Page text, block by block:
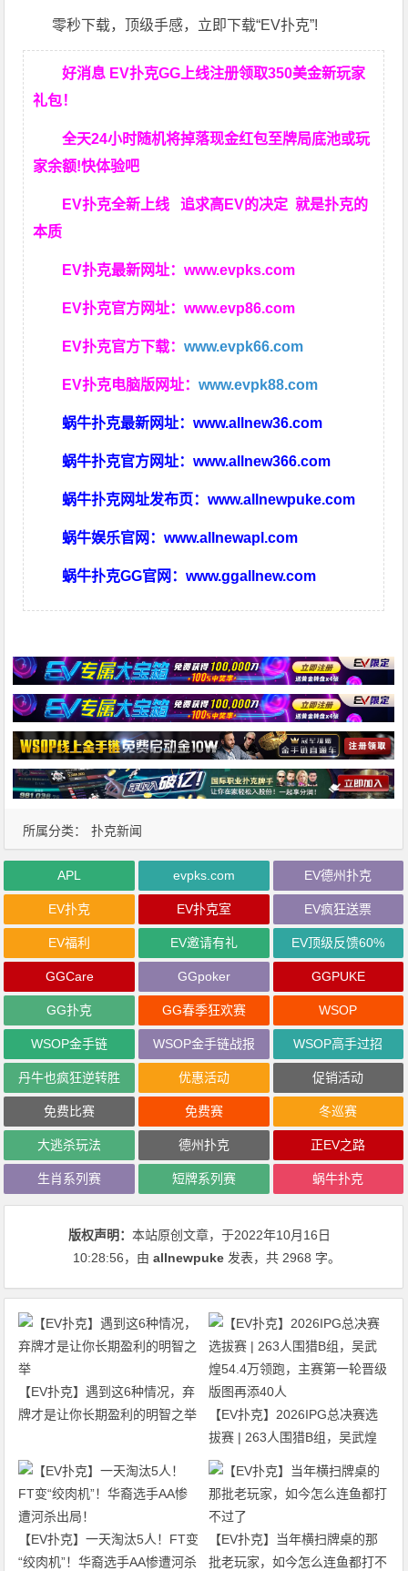
零秒下载，顶级手感，立即下载“EV扑克”!
好消息 EV扑克GG上线注册领取350美金新玩家
礼包！
全天24小时随机将掉落现金红包至牌局底池或玩
家余额!快体验吧
EV扑克全新上线 追求高EV的决定就是扑克的
本质
EV扑克最新网址：www.evpks.com
EV扑克官方网址：www.evp86.com
EV扑克官方下载：www.evpk66.com
EV扑克电脑版网址：www.evpk88.com
蜗牛扑克最新网址：www.allnew36.com
蜗牛扑克官方网址：www.allnew366.com
蜗牛扑克网址发布页：www.allnewpuke.com
蜗牛娱乐官网：www.allnewapl.com
蜗牛扑克GG官网：www.ggallnew.com
所属分类： 扑克新闻
APL evpks.com EV德州扑克
EV扑克 EV扑克室 EV疯狂送票
EV福利 EV邀请有礼 EV顶级反馈60%
GGCare GGpoker GGPUKE
GG扑克 GG春季狂欢赛 WSOP
WSOP金手链 WSOP金手链战报 WSOP高手过招
丹牛也疯狂逆转胜 优惠活动 促销活动
免费比赛 免费赛 冬巡赛
大逃杀玩法 德州扑克 正EV之路
生肖系列赛 短牌系列赛 蜗牛扑克
版权声明：本站原创文章，于2022年10月16日
10:28:56，由allnewpuke 发表，共 2968 字。
【EV扑克】遇到这6种情况，弃
牌才是让你长期盈利的明智之举
【EV扑克】2026IPG总决赛选
拔赛 | 263人围猎B组，吴武煌
54.4万领跑，主赛第一轮晋级版
【EV扑克】一天淘汰5人！FT变
“绞肉机”！华裔选手AA惨遭河杀
【EV扑克】当年横扫牌桌的那
批老玩家，如今怎么连鱼都打不